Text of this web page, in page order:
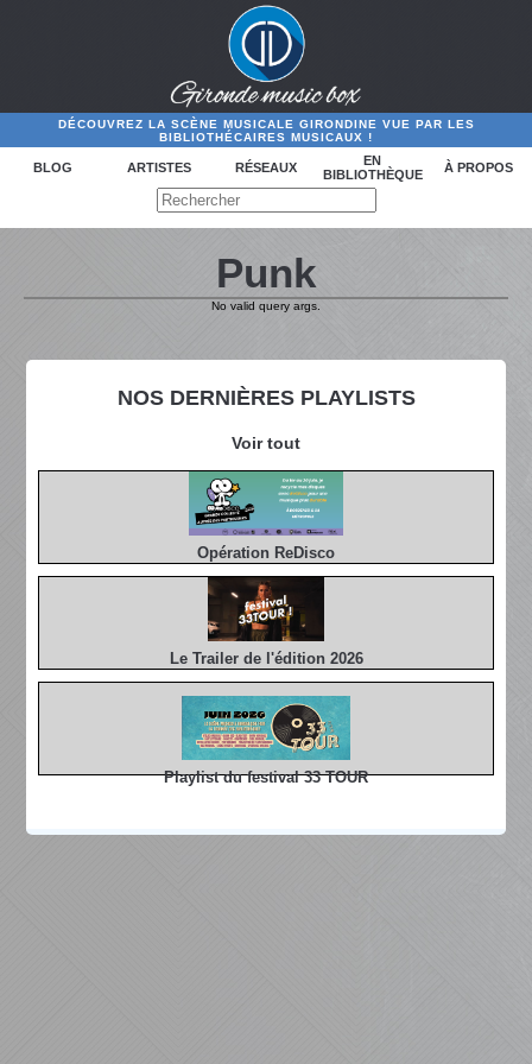
DÉCOUVREZ LA SCÈNE MUSICALE GIRONDINE VUE PAR LES
BIBLIOTHÉCAIRES MUSICAUX !
BLOG ARTISTES RÉSEAUX
EN
BIBLIOTHÈQUE
À PROPOS
NOS DERNIÈRES PLAYLISTS
Voir tout
Opération ReDisco
Le Trailer de l'édition 2026
Playlist du festival 33 TOUR
Punk
No valid query args.